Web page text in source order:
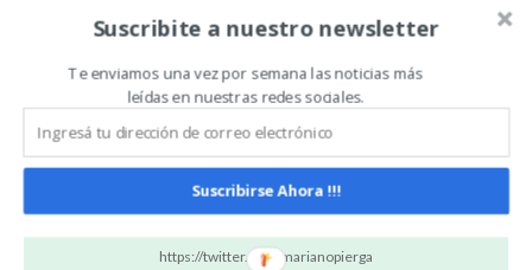
Artículo anterior
Toda la artillería cordobesa
para lograr buenas cosechas
Artículo siguiente
Tecnódromo: un
espectáculo con la última
tecnología para el agro
Mariano Piergallini
https://twitter.com/marianopierga
Suscribite a nuestro newsletter
Te enviamos una vez por semana las noticias más
leídas en nuestras redes sociales.
Suscribirse Ahora !!!